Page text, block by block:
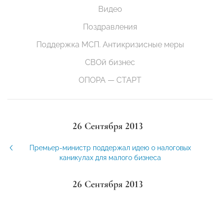
Видео
Поздравления
Поддержка МСП. Антикризисные меры
СВОй бизнес
ОПОРА — СТАРТ
26 Сентября 2013
Премьер-министр поддержал идею о налоговых
каникулах для малого бизнеса
26 Сентября 2013